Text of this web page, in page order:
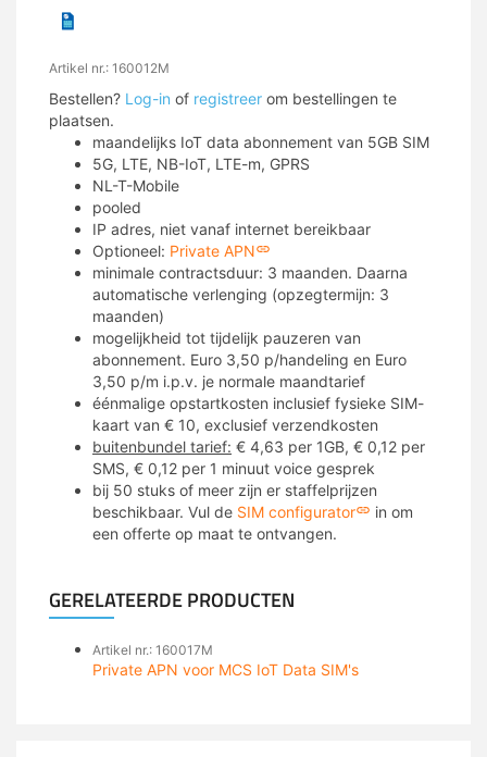
Artikel nr.: 160012M
Bestellen? Log-in of registreer om bestellingen te
plaatsen.
maandelijks IoT data abonnement van 5GB SIM
5G, LTE, NB-IoT, LTE-m, GPRS
NL-T-Mobile
pooled
IP adres, niet vanaf internet bereikbaar
Optioneel: Private APN
minimale contractsduur: 3 maanden. Daarna
automatische verlenging (opzegtermijn: 3
maanden)
mogelijkheid tot tijdelijk pauzeren van
abonnement. Euro 3,50 p/handeling en Euro
3,50 p/m i.p.v. je normale maandtarief
éénmalige opstartkosten inclusief fysieke SIM-
kaart van € 10, exclusief verzendkosten
buitenbundel tarief: € 4,63 per 1GB, € 0,12 per
SMS, € 0,12 per 1 minuut voice gesprek
bij 50 stuks of meer zijn er staffelprijzen
beschikbaar. Vul de SIM configurator
in om
een offerte op maat te ontvangen.
GERELATEERDE PRODUCTEN
Artikel nr.: 160017M
Private APN voor MCS IoT Data SIM's